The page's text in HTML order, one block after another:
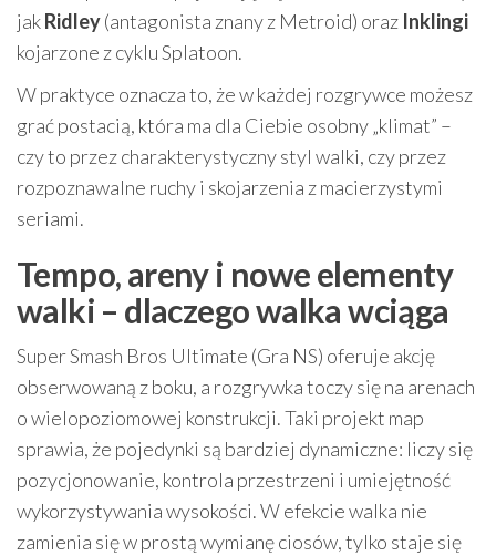
jakRidley(antagonista znany z Metroid) oraz Inklingi
kojarzone z cyklu Splatoon.
W praktyce oznacza to, że w każdej rozgrywce możesz
grać postacią, która ma dla Ciebie osobny „klimat” –
czy to przez charakterystyczny styl walki, czy przez
rozpoznawalne ruchy i skojarzenia z macierzystymi
seriami.
Tempo, areny i nowe elementy
walki – dlaczego walka wciąga
Super Smash Bros Ultimate (Gra NS) oferuje akcję
obserwowaną z boku, a rozgrywka toczy się na arenach
o wielopoziomowej konstrukcji. Taki projekt map
sprawia, że pojedynki są bardziej dynamiczne: liczy się
pozycjonowanie, kontrola przestrzeni i umiejętność
wykorzystywania wysokości. W efekcie walka nie
zamienia się w prostą wymianę ciosów, tylko staje się